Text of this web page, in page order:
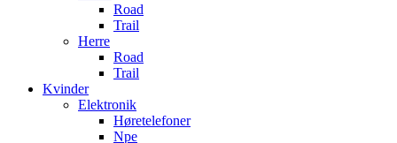
Road
Trail
Herre
Road
Trail
Kvinder
Elektronik
Høretelefoner
Npe